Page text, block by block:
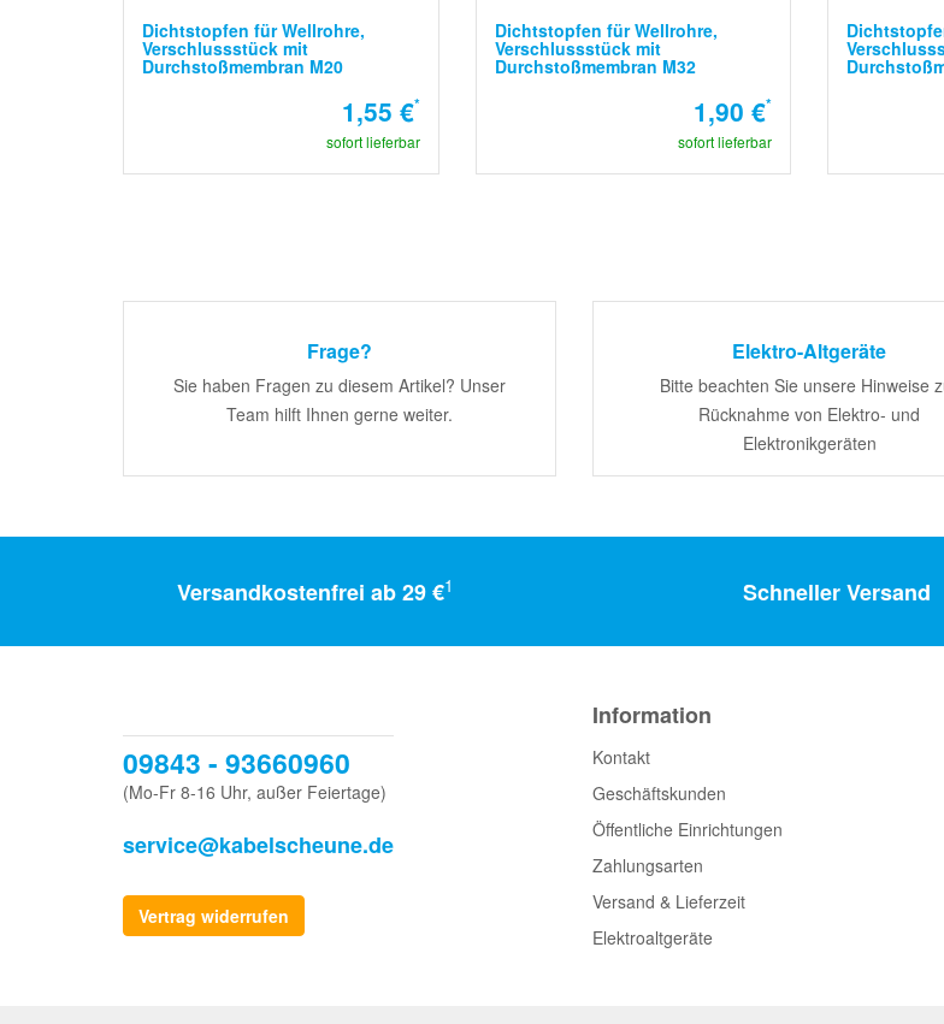
Dichtstopfen für Wellrohre,
Verschlussstück mit
Durchstoßmembran M20
1,55 €*
sofort lieferbar
Dichtstopfen für Wellrohre,
Verschlussstück mit
Durchstoßmembran M32
1,90 €*
sofort lieferbar
Frage?
Sie haben Fragen zu diesem Artikel? Unser
Team hilft Ihnen gerne weiter.
Elektro-Altgeräte
Bitte beachten Sie unsere Hinweise
Rücknahme von Elektro- und
Elektronikgeräten
Versandkostenfrei ab 29 €1 Schneller Versand
09843 - 93660960
(Mo-Fr 8-16 Uhr, außer Feiertage)
service@kabelscheune.de
Vertrag widerrufen
Information
Kontakt
Geschäftskunden
Öffentliche Einrichtungen
Zahlungsarten
Versand & Lieferzeit
Elektroaltgeräte